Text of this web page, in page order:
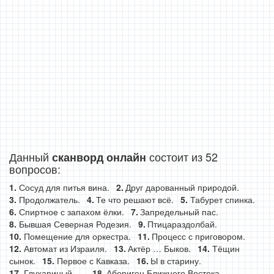
Данный сканворд онлайн состоит из 52
вопросов:
Сосуд для питья вина.
Друг дарованный природой.
Продолжатель.
Те что решают всё.
Табурет спинка.
Спиртное с запахом ёлки.
Запредельный пас.
Бывшая Северная Родезия.
Птицараздолбай.
Помещение для оркестра.
Процесс с приговором.
Автомат из Израиля.
Актёр … Быков.
Тёщин
сынок.
Первое с Кавказа.
Ы в старину.